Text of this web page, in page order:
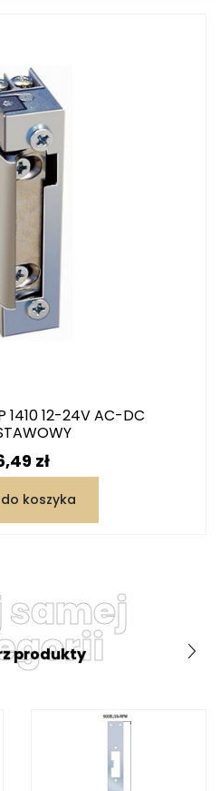
1410 12-24V AC-DC
zł
koszyka
samej
produkty